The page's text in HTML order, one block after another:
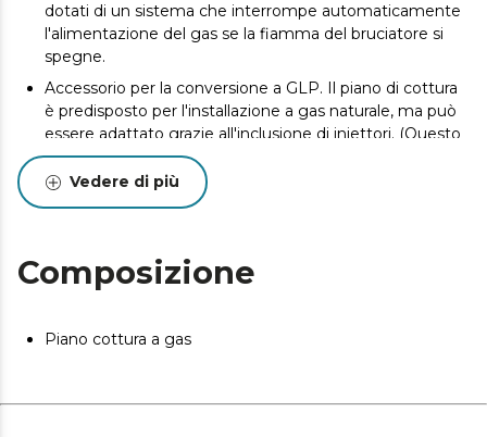
dotati di un sistema che interrompe automaticamente
l'alimentazione del gas se la fiamma del bruciatore si
spegne.
Accessorio per la conversione a GLP. Il piano di cottura
è predisposto per l'installazione a gas naturale, ma può
essere adattato grazie all'inclusione di iniettori. (Questo
adattamento deve essere eseguito da un tecnico
specializzato).
Vedere di più
Composizione
Piano cottura a gas